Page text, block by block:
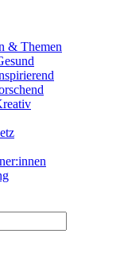
& Themen